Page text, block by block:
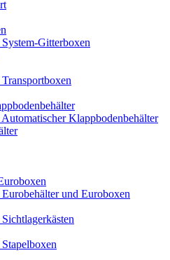
Gitterboxen
Klappbodenbehälter
und Euroboxen